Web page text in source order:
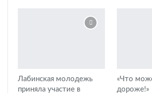
Лабинская молодежь
приняла участие в
«Что
дороже!»